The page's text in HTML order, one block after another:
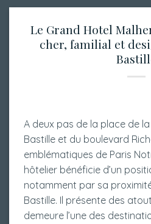
Le Grand Hotel
cher, familial et
A deux pas de la place de la
Bastille et du boulevard
emblématiques de Paris
hôtelier bénéficie d’un
notamment par sa
Bastille. Il présente des
demeure l’une des